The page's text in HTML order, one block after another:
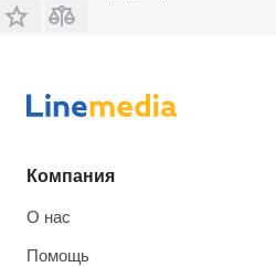
Компания
О нас
Помощь